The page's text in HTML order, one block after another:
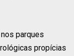
parques
propícias